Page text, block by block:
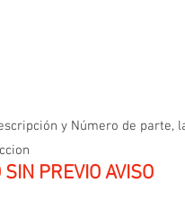
y Número de parte,
PREVIO AVISO